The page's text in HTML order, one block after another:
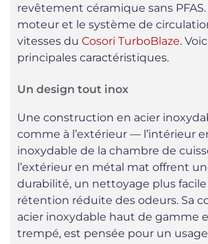
revêtement céramique sans
moteur et le système de
vitesses du Cosori TurboBlaze.
principales caractéristiques.
Un design tout inox
Une construction en acier
comme à l’extérieur — l’intérieur
inoxydable de la chambre de
l’extérieur en métal mat offrent
durabilité, un nettoyage plus
rétention réduite des odeurs. Sa
acier inoxydable haut de gamme
trempé, est pensée pour un